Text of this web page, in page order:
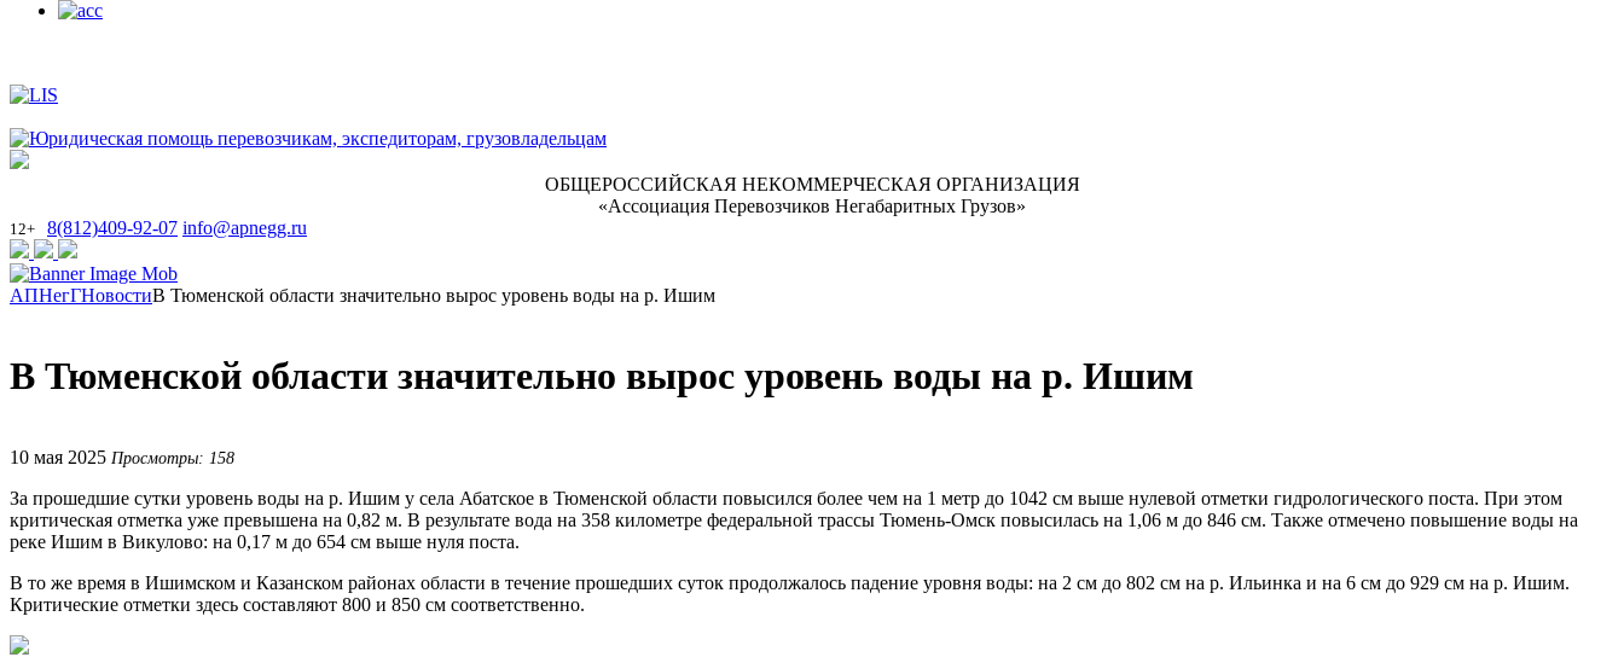
ОБЩЕРОССИЙСКАЯ НЕКОММЕРЧЕСКАЯ ОРГАНИЗАЦИЯ
«Ассоциация Перевозчиков Негабаритных Грузов»
12+ 8(812)409-92-07 info@apnegg.ru
АПНегГНовостиВ Тюменской области значительно вырос уровень воды на р. Ишим
В Тюменской области значительно вырос уровень воды на р. Ишим
10 мая 2025 Просмотры: 158
За прошедшие сутки уровень воды на р. Ишим у села Абатское в Тюменской области повысился более чем на 1 метр до 1042 см выше нулевой отметки гидрологического поста. При этом
критическая отметка уже превышена на 0,82 м. В результате вода на 358 километре федеральной трассы Тюмень-Омск повысилась на 1,06 м до 846 см. Также отмечено повышение воды на
реке Ишим в Викулово: на 0,17 м до 654 см выше нуля поста.
В то же время в Ишимском и Казанском районах области в течение прошедших суток продолжалось падение уровня воды: на 2 см до 802 см на р. Ильинка и на 6 см до 929 см на р. Ишим.
Критические отметки здесь составляют 800 и 850 см соответственно.